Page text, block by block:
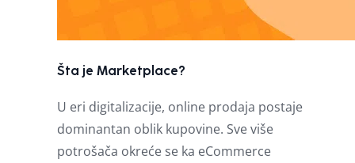
Šta je Marketplace?
U eri digitalizacije, online prodaja postaje
dominantan oblik kupovine. Sve više
potrošača okreće se ka eCommerce